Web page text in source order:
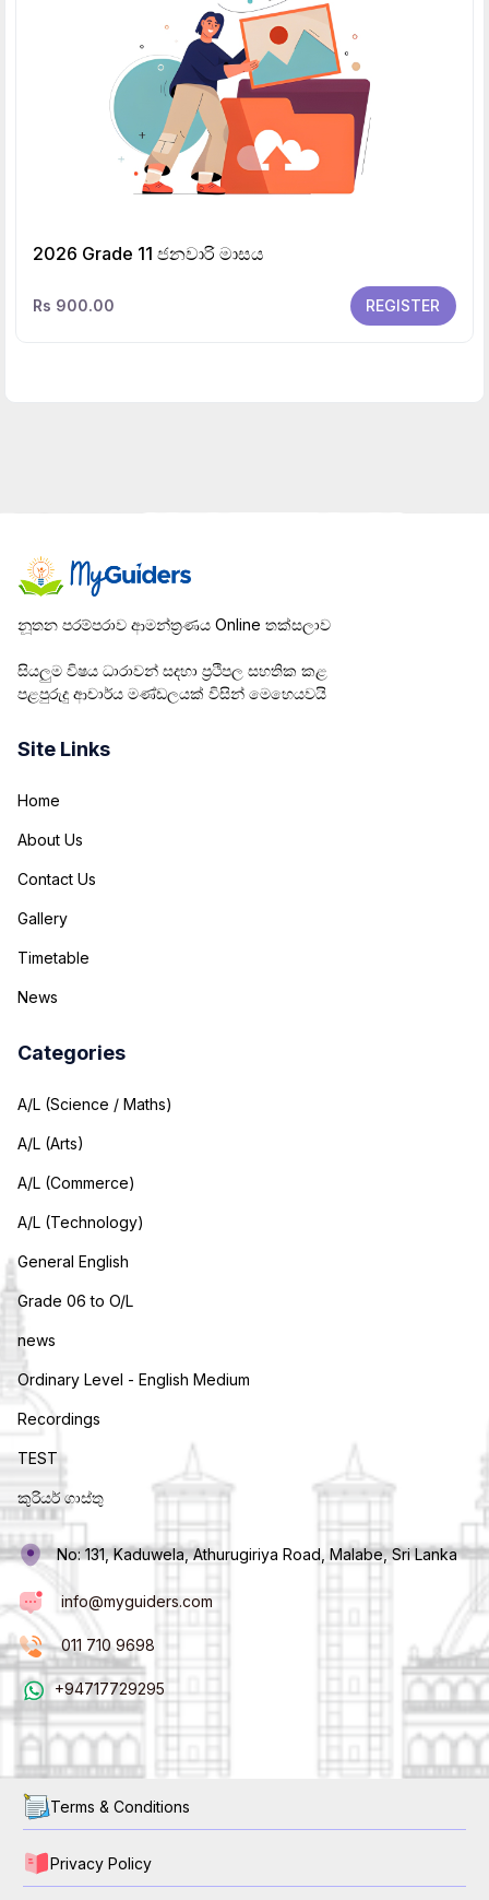
2026 Grade 11 ජනවාරි මාසය
Rs 900.00 REGISTER
නූතන පරම්පරාව ආමන්ත්‍රණය Online තක්සලාව
සියලුම විෂය ධාරාවන් සදහා ප්‍රථිපල සහතික කළ
පළපුරුදු ආචාර්ය මණ්ඩලයක් විසින් මෙහෙයවයි
Site Links
Home
About Us
Contact Us
Gallery
Timetable
News
Categories
A/L (Science / Maths)
A/L (Arts)
A/L (Commerce)
A/L (Technology)
General English
Grade 06 to O/L
news
Ordinary Level - English Medium
Recordings
TEST
කුරියර් ගාස්තු
No: 131, Kaduwela, Athurugiriya Road, Malabe, Sri Lanka
info@myguiders.com
011 710 9698
+94717729295
Terms & Conditions
Privacy Policy